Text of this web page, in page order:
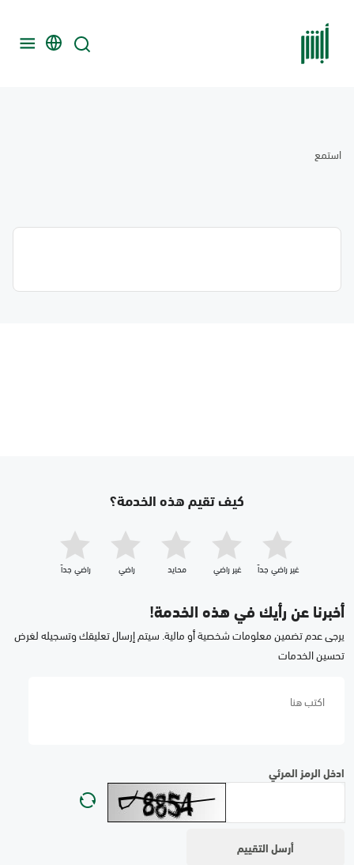
استمع
كيف تقيم هذه الخدمة؟
غير راضي جداّ غير راضي محايد راضي راضي جداّ
أخبرنا عن رأيك في هذه الخدمة!
يرجى عدم تضمين معلومات شخصية أو مالية. سيتم إرسال تعليقك وتسجيله لغرض
تحسين الخدمات
ادخل الرمز المرئي